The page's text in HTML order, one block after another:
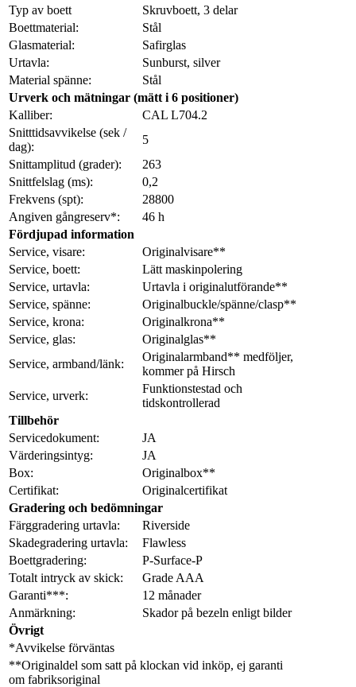
Typ av boett
Skruvboett, 3 delar
Boettmaterial:
Stål
Glasmaterial:
Safirglas
Urtavla:
Sunburst, silver
Material spänne:
Stål
Urverk och mätningar (mätt i 6 positioner)
Kalliber:
CAL L704.2
Snitttidsavvikelse (sek /
dag):
5
Snittamplitud (grader):
263
Snittfelslag (ms):
0,2
Frekvens (spt):
28800
Angiven gångreserv*:
46 h
Fördjupad information
Service, visare:
Originalvisare**
Service, boett:
Lätt maskinpolering
Service, urtavla:
Urtavla i originalutförande**
Service, spänne:
Originalbuckle/spänne/clasp**
Service, krona:
Originalkrona**
Service, glas:
Originalglas**
Service, armband/länk:
Originalarmband** medföljer,
kommer på Hirsch
Service, urverk:
Funktionstestad och
tidskontrollerad
Tillbehör
Servicedokument:
JA
Värderingsintyg:
JA
Box:
Originalbox**
Certifikat:
Originalcertifikat
Gradering och bedömningar
Färggradering urtavla:
Riverside
Skadegradering urtavla:
Flawless
Boettgradering:
P-Surface-P
Totalt intryck av skick:
Grade AAA
Garanti***:
12 månader
Anmärkning:
Skador på bezeln enligt bilder
Övrigt
*Avvikelse förväntas
**Originaldel som satt på klockan vid inköp, ej garanti
om fabriksoriginal